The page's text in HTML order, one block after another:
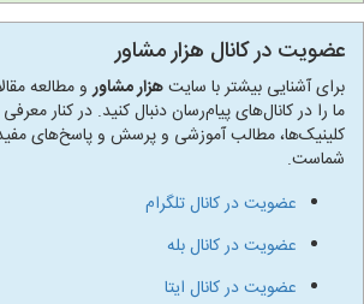
عضویت در کانال هزار مشاور
برای آشنایی بیشتر با سایتهزار مشاورو مطالعه
ما را در کانال‌های پیام‌رسان دنبال کنید. در کنار
کلینیک‌ها، مطالب آموزشی و پرسش و پاسخ‌های
شماست.
عضویت در کانال تلگرام
عضویت در کانال بله
عضویت در کانال ایتا